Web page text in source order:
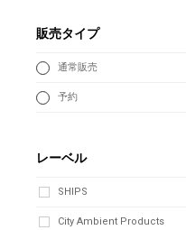
販売タイプ
通常販売
予約
レーベル
SHIPS
City Ambient Products